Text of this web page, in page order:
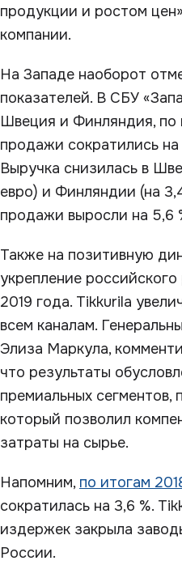
продукции и ростом
компании.
На Западе наоборот
показателей. В СБУ
Швеция и Финляндия, по
продажи сократились
Выручка снизилась в
евро) и Финляндии (на
продажи выросли на 5,6
Также на позитивную
укрепление
2019 года. Tikkurila
всем каналам.
Элиза Маркула,
что результаты
премиальных
который позволил
затраты на сырье.
Напомним, по итогам
сократилась на 3,6 %.
издержек закрыла
России.